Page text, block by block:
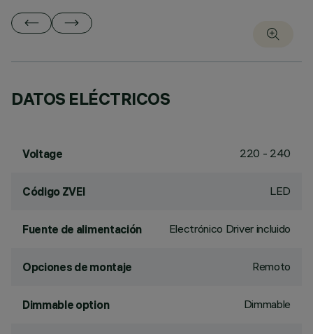
DATOS ELÉCTRICOS
Voltage 220 - 240
Código ZVEI LED
Fuente de alimentación Electrónico Driver incluido
Opciones de montaje Remoto
Dimmable option Dimmable